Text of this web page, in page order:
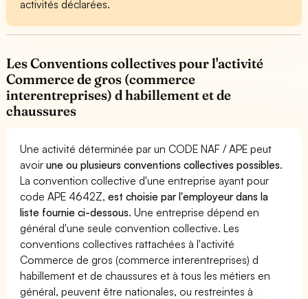
activités déclarées.
Les Conventions collectives pour l'activité
Commerce de gros (commerce
interentreprises) d habillement et de
chaussures
Une activité déterminée par un CODE NAF / APE peut
avoirune ou plusieurs conventions collectives possibles.
La convention collective d'une entreprise ayant pour
code APE 4642Z,est choisie par l'employeur dans la
liste fournie ci-dessous. Une entreprise dépend en
général d'une seule convention collective. Les
conventions collectives rattachées à l'activité
Commerce de gros (commerce interentreprises) d
habillement et de chaussures et à tous les métiers en
général, peuvent être nationales, ou restreintes à